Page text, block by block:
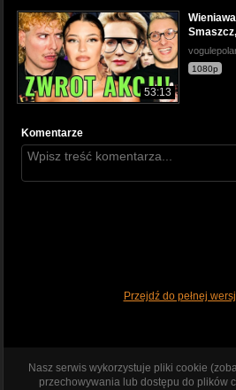
53:13
1080p
Komentarze
Przejdź do pełnej
Nasz serwis wykorzystuje pliki cookie
przechowywania lub dostępu do plików